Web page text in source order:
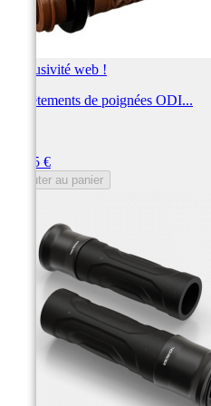
Exclusivité web !
Revêtements de poignées ODI...
83,85 €
Ajouter au panier